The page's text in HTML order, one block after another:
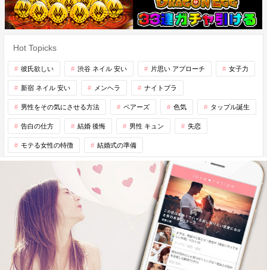
Hot Topicks
彼氏欲しい 渋谷 ネイル 安い 片思い アプローチ 女子力
新宿 ネイル 安い メンヘラ ナイトブラ
男性をその気にさせる方法 ペアーズ 色気 タップル誕生
告白の仕方 結婚 後悔 男性 キュン 失恋
モテる女性の特徴 結婚式の準備